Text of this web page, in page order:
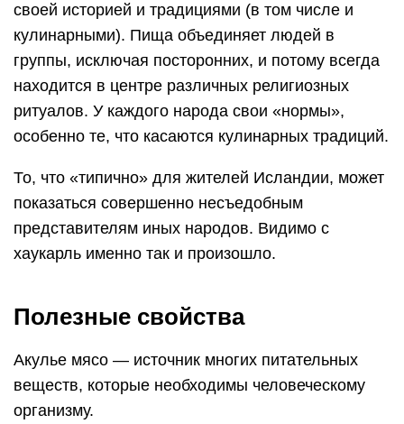
своей историей и традициями (в том числе и
кулинарными). Пища объединяет людей в
группы, исключая посторонних, и потому всегда
находится в центре различных религиозных
ритуалов. У каждого народа свои «нормы»,
особенно те, что касаются кулинарных традиций.
То, что «типично» для жителей Исландии, может
показаться совершенно несъедобным
представителям иных народов. Видимо с
хаукарль именно так и произошло.
Полезные свойства
Акулье мясо — источник многих питательных
веществ, которые необходимы человеческому
организму.